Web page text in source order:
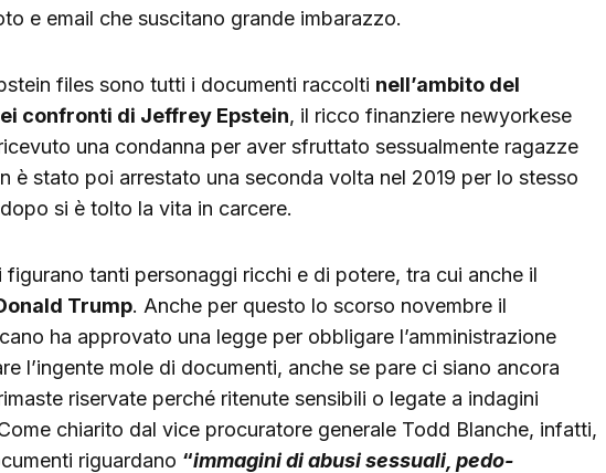
e email che suscitano grande imbarazzo.
files sono tutti i documenti raccolti nell’ambito del
confronti di Jeffrey Epstein, il ricco finanziere newyorkese
una condanna per aver sfruttato sessualmente ragazze
è stato poi arrestato una seconda volta nel 2019 per lo stesso
si è tolto la vita in carcere.
figurano tanti personaggi ricchi e di potere, tra cui anche il
Trump. Anche per questo lo scorso novembre il
ha approvato una legge per obbligare l’amministrazione
l’ingente mole di documenti, anche se pare ci siano ancora
riservate perché ritenute sensibili o legate a indagini
chiarito dal vice procuratore generale Todd Blanche, infatti,
riguardano “immagini di abusi sessuali, pedo-